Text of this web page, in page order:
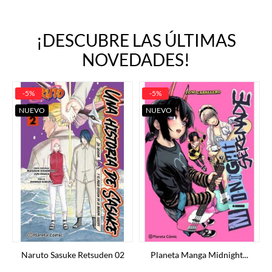
¡DESCUBRE LAS ÚLTIMAS
NOVEDADES!
Naruto Sasuke Retsuden 02
-5%
NUEVO
Planeta Manga Midnight...
-5%
NUEVO